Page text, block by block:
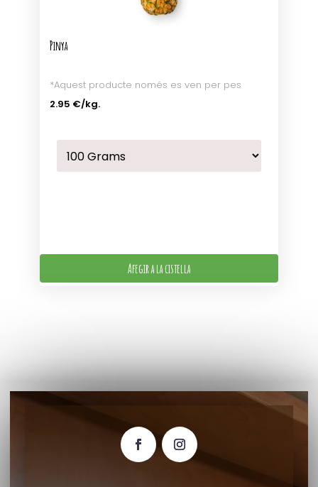
Pinya
*Aquest producte només es ven per pes
2.95 €/kg.
Afegir a la cistella